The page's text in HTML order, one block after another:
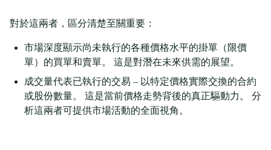
對於這兩者，區分清楚至關重要：
市場深度顯示尚未執行的各種價格水平的掛單（限價
單）的買單和賣單。 這是對潛在未來供需的展望。
成交量代表已執行的交易 – 以特定價格實際交換的合約
或股份數量。 這是當前價格走勢背後的真正驅動力。 分
析這兩者可提供市場活動的全面視角。